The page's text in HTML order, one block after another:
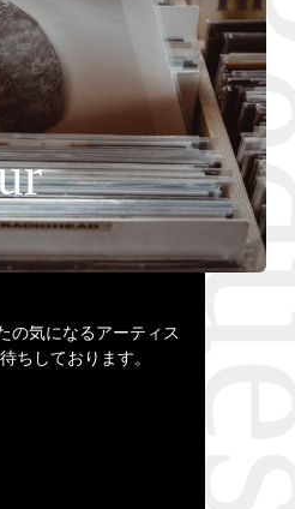
の気になるアーティス
ちしております。